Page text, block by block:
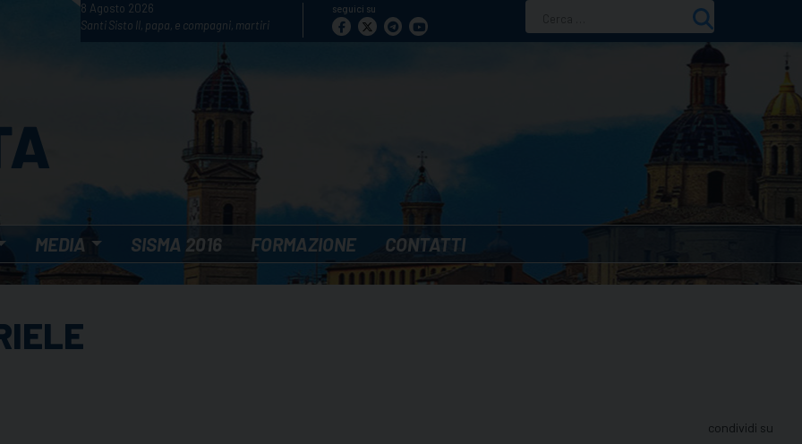
8 Agosto 2026
Santi Sisto II, papa, e compagni, martiri
seguici su
per:
MEDIA SISMA 2016 FORMAZIONE CONTATTI
condividi su